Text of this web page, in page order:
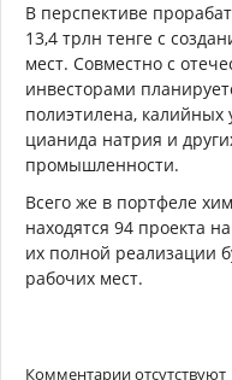
В перспективе
13,4 трлн тенге с
мест. Совместно с
инвесторами
полиэтилена,
цианида натрия и
промышленности.
Всего же в портфеле
находятся 94 проекта
их полной реализации
рабочих мест.
Комментарии отсутствуют